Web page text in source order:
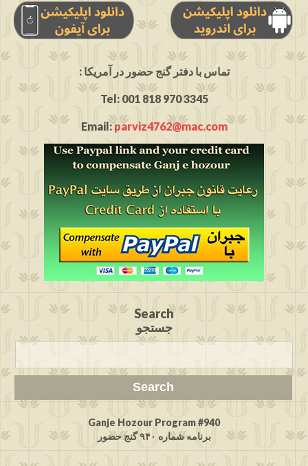
: تماس با دفتر گنج حضور در آمریکا
Tel: 001 818 970 3345
Email:parviz4762@mac.com
Search
جستجو
Ganje Hozour Program #940
برنامه شماره ۹۴۰ گنج حضور